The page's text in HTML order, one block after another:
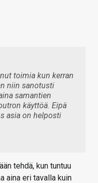
toimia kun kerran
niin sanotusti
samantien
käyttöä. Eipä
asia on helposti
tehdä, kun tuntuu
aina eri tavalla kuin